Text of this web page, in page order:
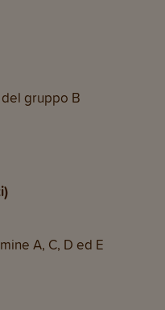
gruppo B
A, C, D ed E